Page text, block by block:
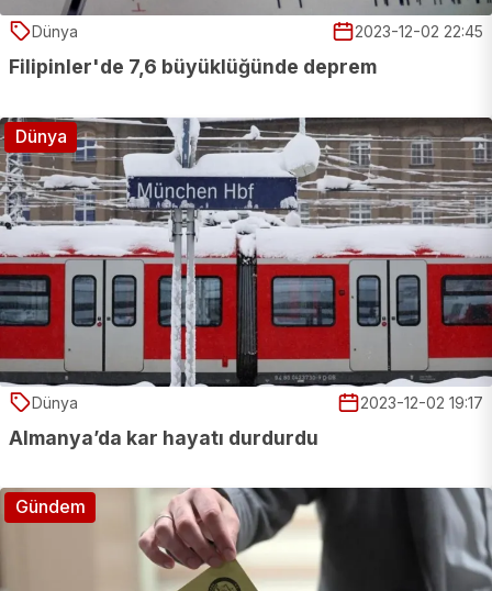
Dünya 2023-12-02 22:45
Filipinler'de 7,6 büyüklüğünde deprem
Dünya 2023-12-02 19:17
Almanya’da kar hayatı durdurdu
Dünya
Gündem